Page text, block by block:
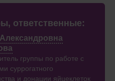
ответственные:
группы по работе с
суррогатного
и донации яйцеклеток